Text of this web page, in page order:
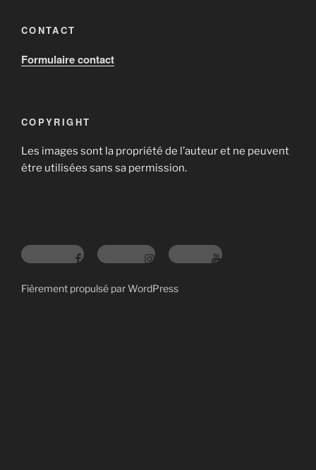
CONTACT
Formulaire contact
COPYRIGHT
Les images sont la propriété de l’auteur et ne peuvent
être utilisées sans sa permission.
Fièrement propulsé par WordPress